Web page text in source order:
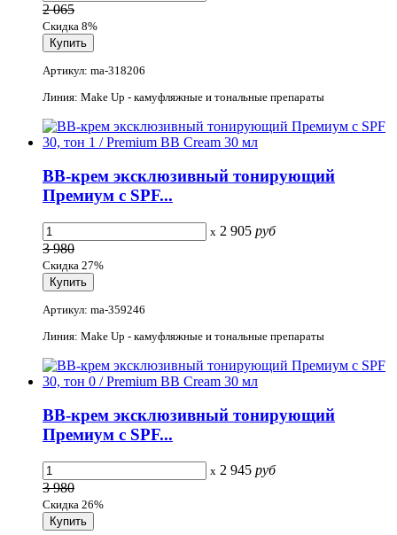
2 065
Скидка 8%
Артикул: ma-318206
Линия: Make Up - камуфляжные и тональные препараты
ВВ-крем эксклюзивный тонирующий
Премиум с SPF...
x 2 905 руб
3 980
Скидка 27%
Артикул: ma-359246
Линия: Make Up - камуфляжные и тональные препараты
ВВ-крем эксклюзивный тонирующий
Премиум с SPF...
x 2 945 руб
3 980
Скидка 26%